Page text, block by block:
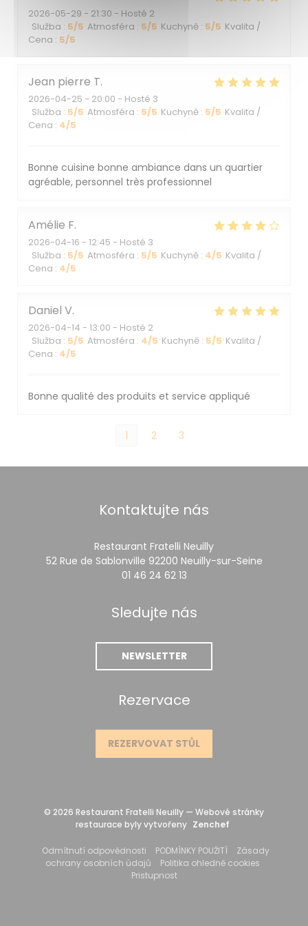
2026-05-29 - 21:30 - Hosté 2
Služba : 5/5 Atmosféra : 5/5 Kuchyně : 5/5 Kvalita /
Cena : 5/5
Jean pierre T
2026-04-25 - 20:00 - Hosté 3
Služba : 5/5 Atmosféra : 5/5 Kuchyně : 5/5 Kvalita /
Cena : 4/5
Bonne cuisine bonne ambiance dans un quartier
agréable, personnel très professionnel
Amélie F
2026-04-16 - 12:45 - Hosté 3
Služba : 5/5 Atmosféra : 5/5 Kuchyně : 4/5 Kvalita /
Cena : 4/5
Daniel V
2026-04-14 - 13:00 - Hosté 2
Služba : 5/5 Atmosféra : 4/5 Kuchyně : 5/5 Kvalita /
Cena : 4/5
Bonne qualité des produits et service appliqué
1 2 3
Kontaktujte nás
Restaurant Fratelli Neuilly
52 Rue de Sablonville 92200 Neuilly-sur-Seine((otevře
01 46 24 62 13
Sledujte nás
NEWSLETTER
Rezervace
REZERVOVAT STŮL
© 2026 Restaurant Fratelli Neuilly — Webové stránky
restaurace byly vytvořeny Zenchef((otevře se v
Odmítnutí odpovědnosti ((otevře se v novém okně))
PODMÍNKY POUŽITÍ ((otevře se v
Zásady
ochrany osobních údajů((otevře se v novém okně))
Politika ohledně cookies((otevře se
Pristupnost((otevře se v novém okně))